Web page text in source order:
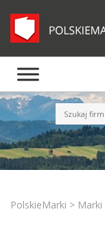
PolskieMarki > Marki